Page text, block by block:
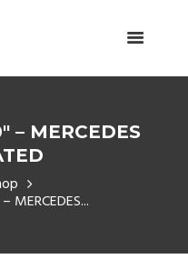
– MERCEDES
MERCEDES...